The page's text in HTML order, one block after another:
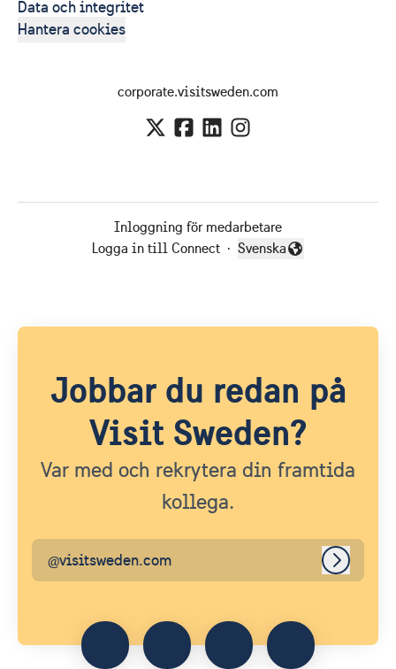
Data och integritet
Hantera cookies
corporate.visitsweden.com
Inloggning för medarbetare
Logga in till Connect ·
Byt språk
Svenska
Jobbar du redan på
Visit Sweden?
Var med och rekrytera din framtida
kollega.
@visitsweden.com Logga in